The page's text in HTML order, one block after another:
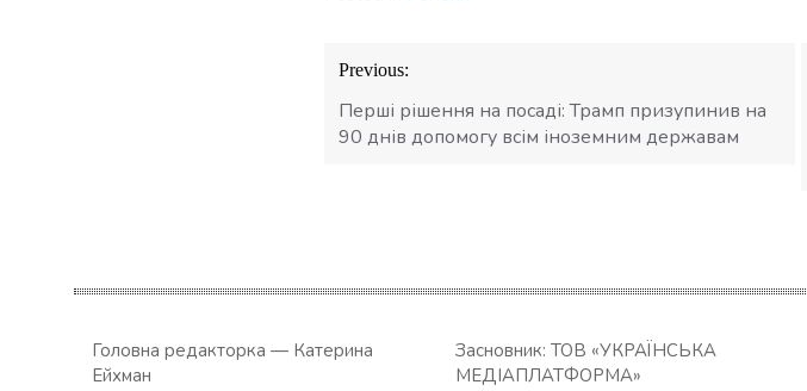
Навігація
записів
Previous:
Перші рішення на посаді: Трамп призупинив на
90 днів допомогу всім іноземним державам
Головна редакторка — Катерина
Ейхман
Засновник: ТОВ «УКРАЇНСЬКА
МЕДІАПЛАТФОРМА»